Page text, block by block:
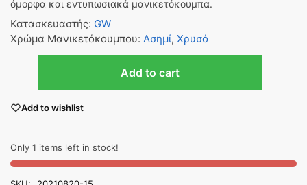
όμορφα και εντυπωσιακά μανικετόκουμπα.
Κατασκευαστής: GW
Χρώμα Μανικετόκουμπου: Ασημί, Χρυσό
Add to cart
Add to wishlist
Only 1 items left in stock!